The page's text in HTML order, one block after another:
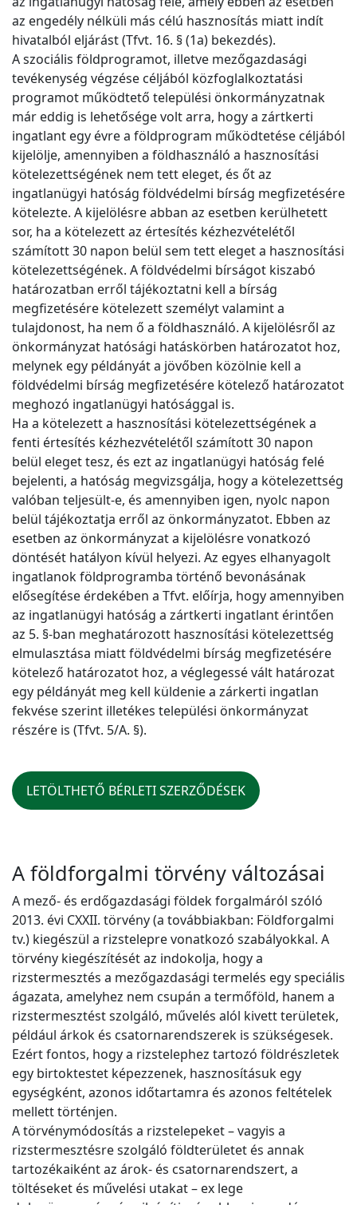
az engedély nélküli más célú hasznosítás miatt indít
hivatalból eljárást (Tfvt. 16. § (1a) bekezdés).
A szociális földprogramot, illetve mezőgazdasági
tevékenység végzése céljából közfoglalkoztatási
programot működtető települési önkormányzatnak
már eddig is lehetősége volt arra, hogy a zártkerti
ingatlant egy évre a földprogram működtetése céljából
kijelölje, amennyiben a földhasználó a hasznosítási
kötelezettségének nem tett eleget, és őt az
ingatlanügyi hatóság földvédelmi bírság megfizetésére
kötelezte. A kijelölésre abban az esetben kerülhetett
sor, ha a kötelezett az értesítés kézhezvételétől
számított 30 napon belül sem tett eleget a hasznosítási
kötelezettségének. A földvédelmi bírságot kiszabó
határozatban erről tájékoztatni kell a bírság
megfizetésére kötelezett személyt valamint a
tulajdonost, ha nem ő a földhasználó. A kijelölésről az
önkormányzat hatósági hatáskörben határozatot hoz,
melynek egy példányát a jövőben közölnie kell a
földvédelmi bírság megfizetésére kötelező határozatot
meghozó ingatlanügyi hatósággal is.
Ha a kötelezett a hasznosítási kötelezettségének a
fenti értesítés kézhezvételétől számított 30 napon
belül eleget tesz, és ezt az ingatlanügyi hatóság felé
bejelenti, a hatóság megvizsgálja, hogy a kötelezettség
valóban teljesült-e, és amennyiben igen, nyolc napon
belül tájékoztatja erről az önkormányzatot. Ebben az
esetben az önkormányzat a kijelölésre vonatkozó
döntését hatályon kívül helyezi. Az egyes elhanyagolt
ingatlanok földprogramba történő bevonásának
elősegítése érdekében a Tfvt. előírja, hogy amennyiben
az ingatlanügyi hatóság a zártkerti ingatlant érintően
az 5. §-ban meghatározott hasznosítási kötelezettség
elmulasztása miatt földvédelmi bírság megfizetésére
kötelező határozatot hoz, a véglegessé vált határozat
egy példányát meg kell küldenie a zárkerti ingatlan
fekvése szerint illetékes települési önkormányzat
részére is (Tfvt. 5/A. §).
LETÖLTHETŐ BÉRLETI SZERZŐDÉSEK
A földforgalmi törvény változásai
A mező- és erdőgazdasági földek forgalmáról szóló
2013. évi CXXII. törvény (a továbbiakban: Földforgalmi
tv.) kiegészül a rizstelepre vonatkozó szabályokkal. A
törvény kiegészítését az indokolja, hogy a
rizstermesztés a mezőgazdasági termelés egy speciális
ágazata, amelyhez nem csupán a termőföld, hanem a
rizstermesztést szolgáló, művelés alól kivett területek,
például árkok és csatornarendszerek is szükségesek.
Ezért fontos, hogy a rizstelephez tartozó földrészletek
egy birtoktestet képezzenek, hasznosításuk egy
egységként, azonos időtartamra és azonos feltételek
mellett történjen.
A törvénymódosítás a rizstelepeket – vagyis a
rizstermesztésre szolgáló földterületet és annak
tartozékaiként az árok- és csatornarendszert, a
töltéseket és művelési utakat – ex lege